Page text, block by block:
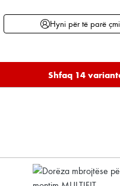
Hyni për të parë
Shfaq 14